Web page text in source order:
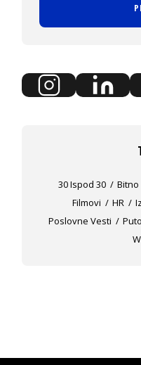
30 Ispod 30 Bitno
Filmovi
HR
Poslovne Vesti